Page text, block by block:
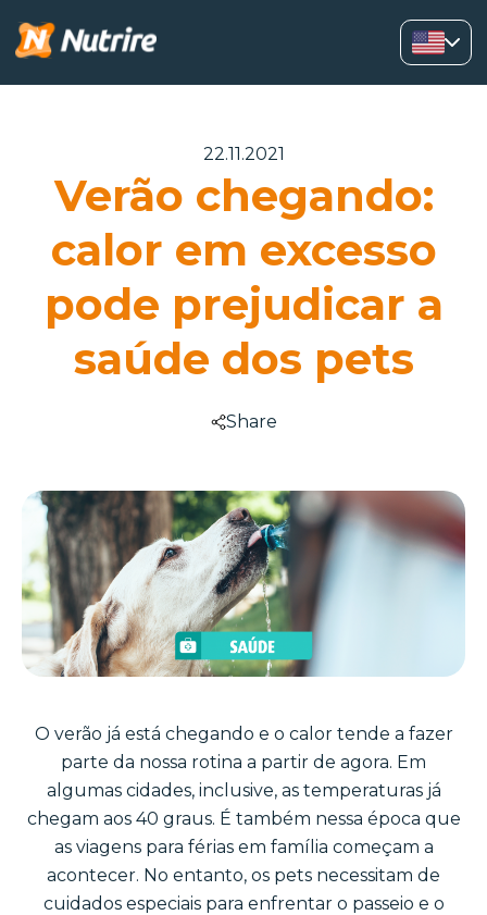
22.11.2021
Verão chegando:
calor em excesso
pode prejudicar a
saúde dos pets
Share
O verão já está chegando e o calor tende a fazer
parte da nossa rotina a partir de agora. Em
algumas cidades, inclusive, as temperaturas já
chegam aos 40 graus. É também nessa época que
as viagens para férias em família começam a
acontecer. No entanto, os pets necessitam de
cuidados especiais para enfrentar o passeio e o